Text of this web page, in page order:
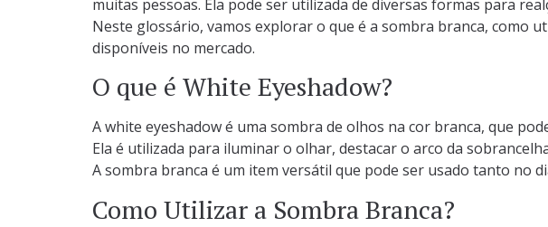
muitas pessoas. Ela pode ser utilizada de diversas formas para
Neste glossário, vamos explorar o que é a sombra branca, como
disponíveis no mercado.
O que é White Eyeshadow?
A white eyeshadow é uma sombra de olhos na cor branca, que
Ela é utilizada para iluminar o olhar, destacar o arco da
A sombra branca é um item versátil que pode ser usado tanto no
Como Utilizar a Sombra Branca?